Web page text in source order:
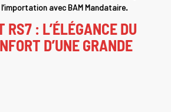
avec BAM Mandataire.
RS7 : L’ÉLÉGANCE DU
D’UNE GRANDE